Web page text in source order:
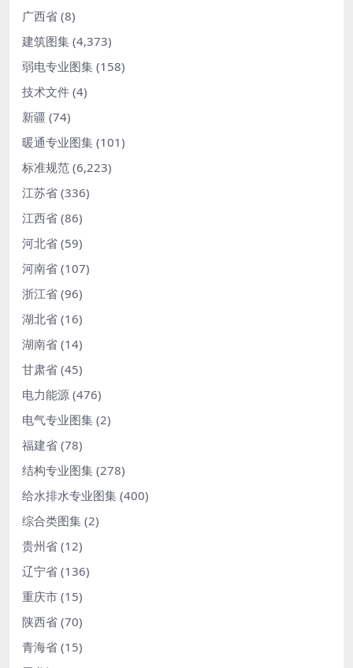
广西省 (8)
建筑图集 (4,373)
弱电专业图集 (158)
技术文件 (4)
新疆 (74)
暖通专业图集 (101)
标准规范 (6,223)
江苏省 (336)
江西省 (86)
河北省 (59)
河南省 (107)
浙江省 (96)
湖北省 (16)
湖南省 (14)
甘肃省 (45)
电力能源 (476)
电气专业图集 (2)
福建省 (78)
结构专业图集 (278)
给水排水专业图集 (400)
综合类图集 (2)
贵州省 (12)
辽宁省 (136)
重庆市 (15)
陕西省 (70)
青海省 (15)